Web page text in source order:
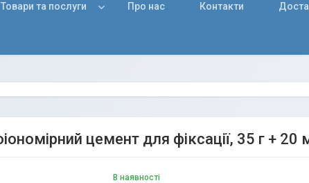
Товари та послуги Про нас Контакти
цемент для фіксації, 35 г + 20
В наявності